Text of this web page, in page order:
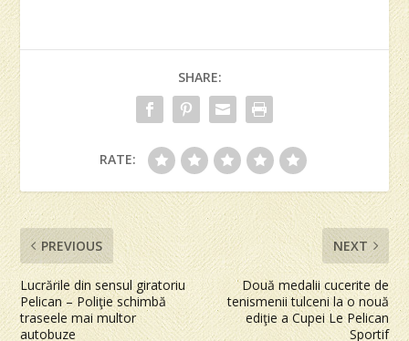
SHARE:
RATE:
PREVIOUS
Lucrările din sensul giratoriu
Pelican – Poliţie schimbă
traseele mai multor
autobuze
NEXT
Două medalii cucerite de
tenismenii tulceni la o nouă
ediţie a Cupei Le Pelican
Sportif